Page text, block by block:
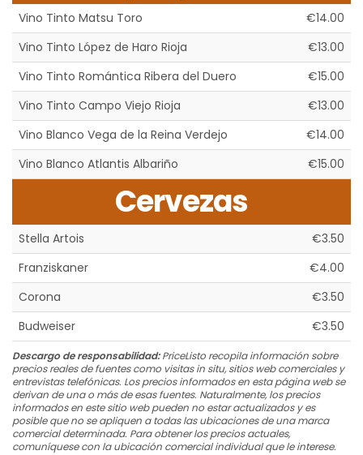
Vino Tinto Matsu Toro
€14.00
Vino Tinto López de Haro Rioja
€13.00
Vino Tinto Romántica Ribera del Duero
€15.00
Vino Tinto Campo Viejo Rioja
€13.00
Vino Blanco Vega de la Reina Verdejo
€14.00
Vino Blanco Atlantis Albariño
€15.00
Cervezas
Stella Artois
€3.50
Franziskaner
€4.00
Corona
€3.50
Budweiser
€3.50
Descargo de responsabilidad:PriceListo recopila información sobre
precios reales de fuentes como visitas in situ, sitios web comerciales y
entrevistas telefónicas. Los precios informados en esta página web se
derivan de una o más de esas fuentes. Naturalmente, los precios
informados en este sitio web pueden no estar actualizados y es
posible que no se apliquen a todas las ubicaciones de una marca
comercial determinada. Para obtener los precios actuales,
comuníquese con la ubicación comercial individual que le interese.